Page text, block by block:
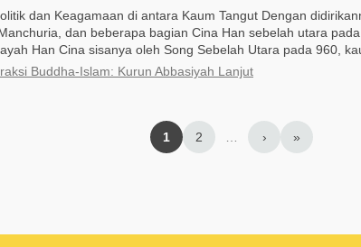
dan Keagamaan di antara Kaum Tangut Dengan
dan beberapa bagian Cina Han sebelah utara
Han Cina sisanya oleh Song Sebelah Utara pada 960,
Buddha-Islam: Kurun Abbasiyah Lanjut
1 2 › »